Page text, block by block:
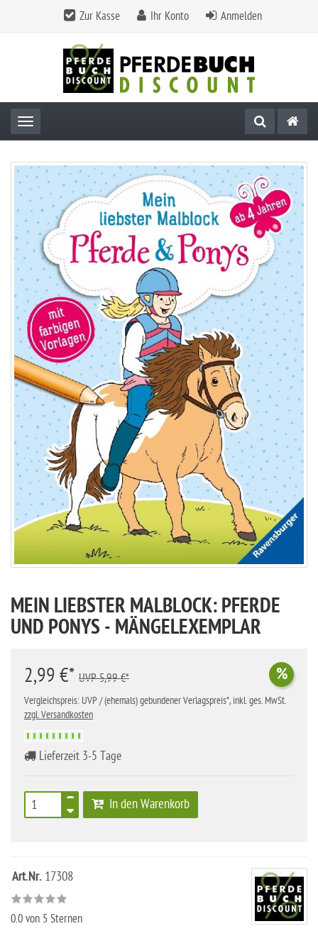
Zur Kasse Ihr Konto Anmelden
Toggle navigation
MEIN LIEBSTER MALBLOCK: PFERDE
UND PONYS - MÄNGELEXEMPLAR
2,99 €* %
UVP 5,99 €*
Vergleichspreis: UVP / (ehemals) gebundener Verlagspreis*, inkl. ges. MwSt.
zzgl. Versandkosten
Lieferzeit 3-5 Tage
In den Warenkorb
Art.Nr. 17308
0.0 von 5 Sternen